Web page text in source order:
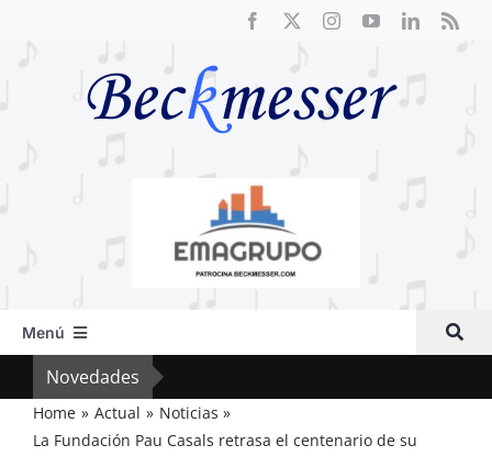
Menú
Inicio
Actual
Artículos
Novedades
Home Actual
Noticias
La Fundación Pau Casals retrasa el centenario de su